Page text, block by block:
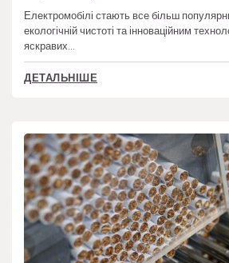
Електромобілі стають все більш
екологічній чистоті та інноваційним
яскравих…
ДЕТАЛЬНІШЕ